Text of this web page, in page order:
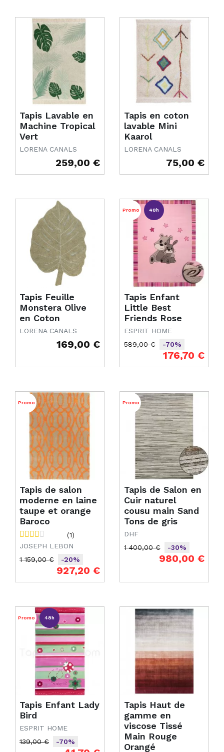
Tapis Lavable en
Machine Tropical
Vert
LORENA CANALS
259,00 €
Tapis en coton
lavable Mini
Kaarol
LORENA CANALS
75,00 €
Tapis Feuille
Monstera Olive
en Coton
LORENA CANALS
169,00 €
Tapis Enfant
Little Best
Friends Rose
ESPRIT HOME
Prix de base
589,00 €
-70%
176,70 €
Promo 48h
Tapis de salon
moderne en laine
taupe et orange
Baroco
(1)
JOSEPH LEBON
Prix de base
1 159,00 €
-20%
927,20 €
Promo
Tapis de Salon en
Cuir naturel
cousu main Sand
Tons de gris
DHF
Prix de base
1 400,00 €
-30%
980,00 €
Promo
Tapis Enfant Lady
Bird
ESPRIT HOME
139,00 €
-70%
Promo 48h
Tapis Haut de
gamme en
viscose Tissé
Main Rouge
Orangé